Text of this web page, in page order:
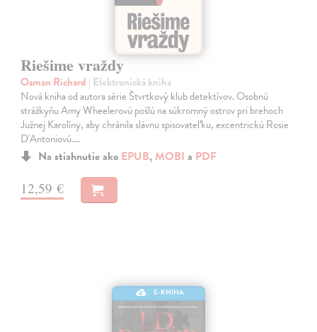
Riešime vraždy
Osman Richard | Elektronická kniha
Nová kniha od autora série Štvrtkový klub detektívov. Osobnú
strážkyňu Amy Wheelerovú pošlú na súkromný ostrov pri brehoch
Južnej Karolíny, aby chránila slávnu spisovateľku, excentrickú Rosie
D'Antoniovú.…
Na stiahnutie ako EPUB, MOBI a PDF
12,59 €
E-KNIHA